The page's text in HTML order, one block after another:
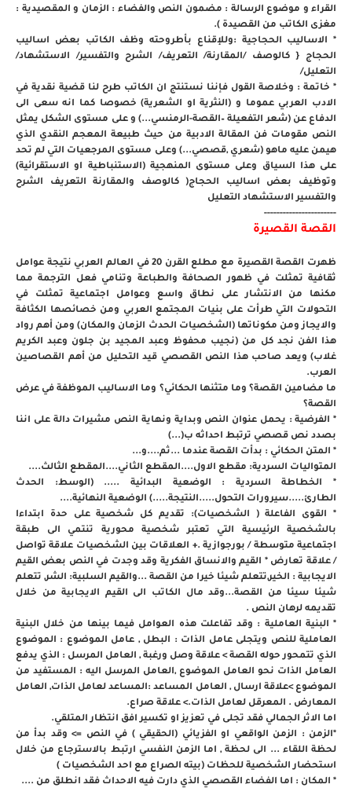
القراء و موضوع الرسالة : مضمون النص والفضاء : الزمان و المقصيدية :
مغزى الكاتب من القصيدة ).
* الاساليب الحجاجية :وللإقناع بأطروحته وظف الكاتب بعض اساليب
الحجاج { كالوصف /المقارنة/ التعريف/ الشرح والتفسير/ الاستشهاد/
التعليل/
* خاتمة : وخلاصة القول فإننا نستنتج ان الكاتب طرح لنا قضية نقدية في
الادب العربي عموما و (النثرية او الشعرية) خصوصا كما انه سعى الى
الدفاع عن (شعر التفعيلة –القصة-الرمنسي...) و على مستوى الشكل يمثل
النص مقومات فن المقالة الادبية من حيث طبيعة المعجم النقدي الذي
هيمن عليه ماهو (شعري ,قصصي...) وعلى مستوى المرجعيات التي لم تحد
على هذا السياق وعلى مستوى المنهجية (الاستنباطية او الاستقرائية)
وتوظيف بعض اساليب الحجاج( كالوصف والمقارنة التعريف الشرح
والتفسير الاستشهاد التعليل
-----------------------
القصة القصيرة
ظهرت القصة القصيرة مع مطلع القرن 20 في العالم العربي نتيجة عوامل
ثقافية تمثلت في ظهور الصحافة والطباعة وتنامي فعل الترجمة مما
مكنها من الانتشار على نطاق واسع وعوامل اجتماعية تمثلت في
التحولات التي طرأت على بنيات المجتمع العربي ومن خصائصها الكثافة
والايجاز ومن مكوناتها (الشخصيات الحدث الزمان والمكان) ومن أهم رواد
هذا الفن نجد كل من (نجيب محفوظ وعبد المجيد بن جلون وعبد الكريم
غلاب) ويعد صاحب هذا النص القصصي قيد التحليل من أهم القصاصين
العرب.
ما مضامين القصة؟ وما متثنها الحكائي؟ وما الاساليب الموظفة في عرض
القصة؟
* الفرضية : يحمل عنوان النص وبداية ونهاية النص مشيرات دالة على اننا
بصدد نص قصصي ترتبط احداثه ب(...)
* المتن الحكائي : بدأت القصة عندما ...ثم....و...
المتواليات السردية: مقطع الاول....المقطع الثاني....المقطع الثالث....
* الخطاطة السردية : الوضعية البدائية ..... (الوسط: الحدث
الطارئ.....سيرورات التحول.....النتيجة.....) الوضعية النهائية....
* القوى الفاعلة ( الشخصيات): تقديم كل شخصية على حدة ابتداءا
بالشخصية الرئيسية التي تعتبر شخصية محورية تنتمي الى طبقة
اجتماعية متوسطة / بورجوازية .+ العلاقات بين الشخصيات علاقة تواصل
/ علاقة تعارض * القيم والانساق الفكرية وقد وجدت في النص بعض القيم
الايجابية : الخير,تتعلم شيئا خيرا من القصة ...والقيم السلبية: الشر, تتعلم
شيئا سيئا من القصة...وقد مال الكاتب الى القيم الايجابية من خلال
تقديمه لرهان النص .
* البنية العاملية : وقد تفاعلت هذه العوامل فيما بينها من خلال البنية
العاملية للنص ويتجلى عامل الذات : البطل , عامل الموضوع : الموضوع
الذي تتمحور حوله القصة > علاقة وصل ورغبة , العامل المرسل : الذي يدفع
العامل الذات نحو العامل الموضوع ,العامل المرسل اليه : المستفيد من
الموضوع >علاقة ارسال , العامل المساعد :المساعد لعامل الذات, العامل
المعارض . المعرقل لعامل الذات.> علاقة صراع.
اما الاثر الجمالي فقد تجلى في تعزيز او تكسير افق انتظار المتلقي.
*الزمن : الزمن الواقعي او الفزيائي (الحقيقي ) في النص => وقد بدأ من
لحظة اللقاء ... الى لحظة , اما الزمن النفسي ارتبط بالاسترجاع من خلال
استحضار الشخصية للحظات (بيته الصراع مع احد الشخصيات )
* المكان : اما الفضاء القصصي الذي دارت فيه الاحداث فقد انطلق من ....